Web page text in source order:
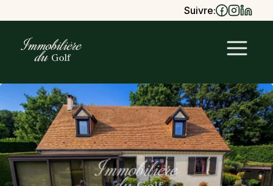
Suivre: